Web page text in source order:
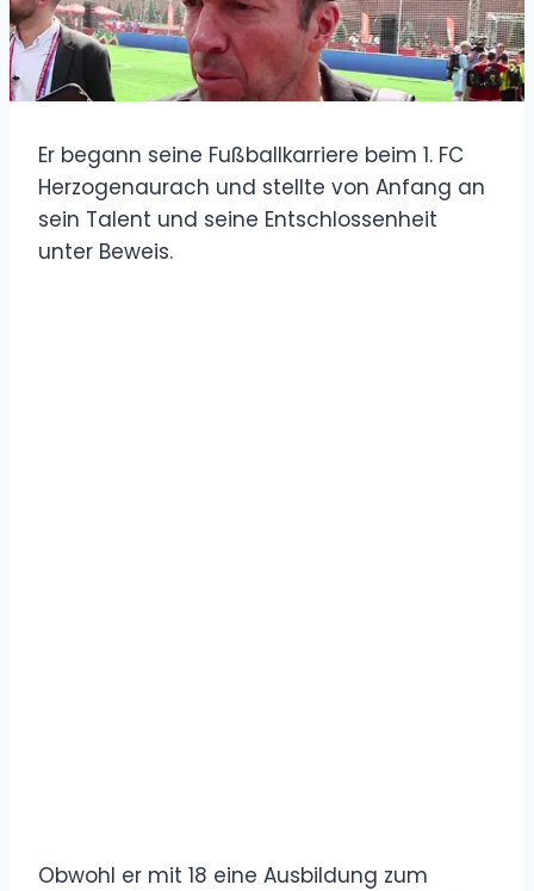
Er begann seine Fußballkarriere beim 1. FC
Herzogenaurach und stellte von Anfang an
sein Talent und seine Entschlossenheit
unter Beweis.
Obwohl er mit 18 eine Ausbildung zum